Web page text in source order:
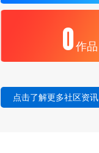
0 作品
点击了解更多社区资讯